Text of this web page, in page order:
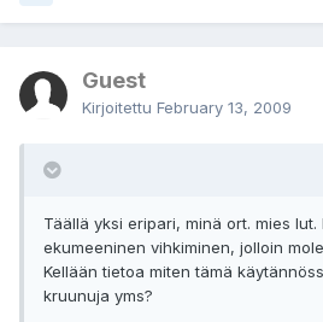
Guest
Kirjoitettu February 13, 2009
Täällä yksi eripari, minä ort. mies lut.
ekumeeninen vihkiminen, jolloin
Kellään tietoa miten tämä
kruunuja yms?